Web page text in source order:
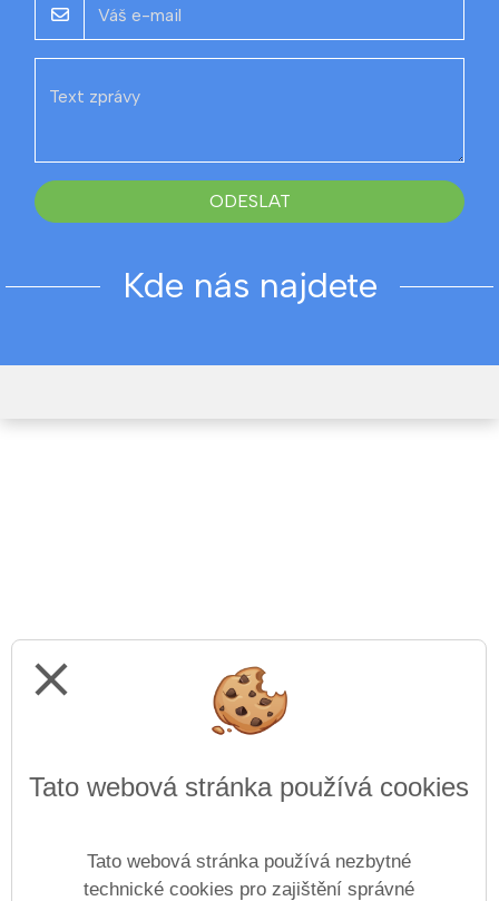
ODESLAT
Kde nás najdete
close
Tato webová stránka používá cookies
Tato webová stránka používá nezbytné
technické cookies pro zajištění správné